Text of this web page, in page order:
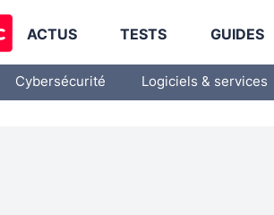
ACTUS TESTS GUIDES
Cybersécurité Logiciels & services